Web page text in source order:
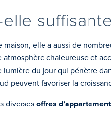
elle a aussi de
chaleureuse et
du jour qui pénètre
peuvent favoriser la
diversesoffres